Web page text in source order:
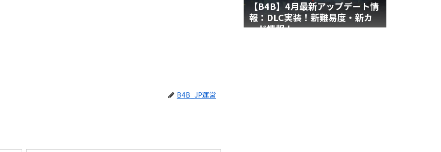
B4B_JP運営
【B4B】4月最新アップデート情
報：DLC実装！新難易度・新カ
ード情報！